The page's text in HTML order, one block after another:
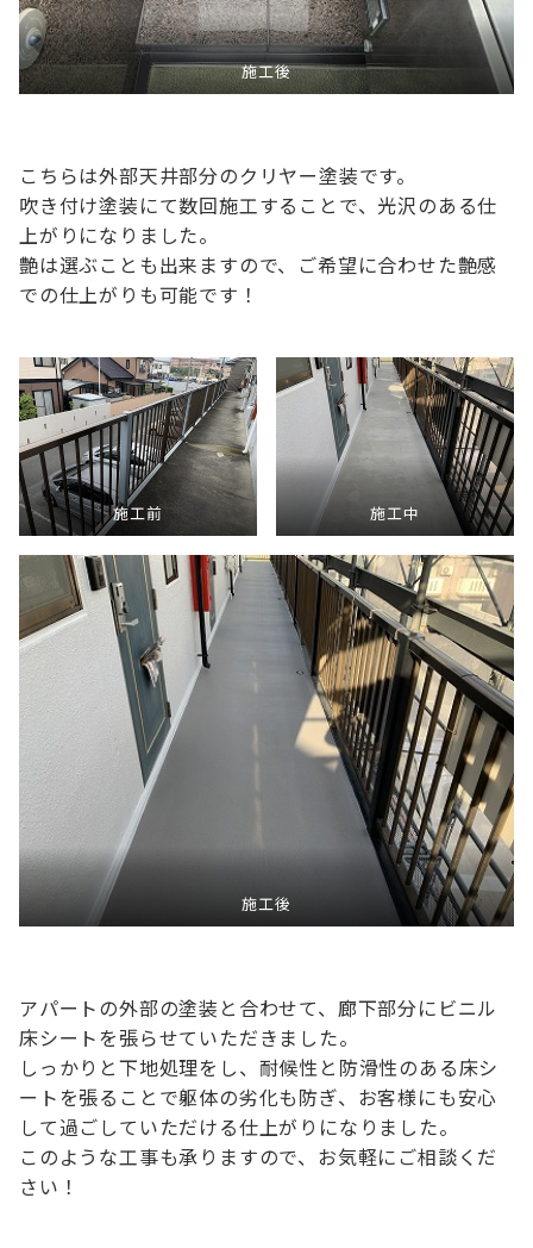
施工後
こちらは外部天井部分のクリヤー塗装です。
吹き付け塗装にて数回施工することで、光沢のある仕
上がりになりました。
艶は選ぶことも出来ますので、ご希望に合わせた艶感
での仕上がりも可能です！
施工前 施工中
施工後
アパートの外部の塗装と合わせて、廊下部分にビニル
床シートを張らせていただきました。
しっかりと下地処理をし、耐候性と防滑性のある床シ
ートを張ることで躯体の劣化も防ぎ、お客様にも安心
して過ごしていただける仕上がりになりました。
このような工事も承りますので、お気軽にご相談くだ
さい！